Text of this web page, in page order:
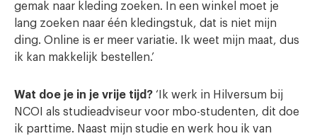
gemak naar kleding zoeken. In een winkel moet je
lang zoeken naar één kledingstuk, dat is niet mijn
ding. Online is er meer variatie. Ik weet mijn maat, dus
ik kan makkelijk bestellen.’
Wat doe je in je vrije tijd? ‘Ik werk in Hilversum bij
NCOI als studieadviseur voor mbo-studenten, dit doe
ik parttime. Naast mijn studie en werk hou ik van